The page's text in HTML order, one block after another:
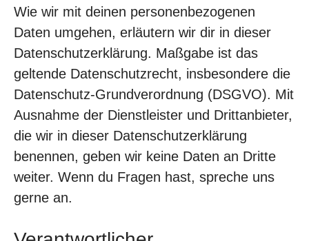
Wie wir mit deinen personenbezogenen
Daten umgehen, erläutern wir dir in dieser
Datenschutzerklärung. Maßgabe ist das
geltende Datenschutzrecht, insbesondere die
Datenschutz-Grundverordnung (DSGVO). Mit
Ausnahme der Dienstleister und Drittanbieter,
die wir in dieser Datenschutzerklärung
benennen, geben wir keine Daten an Dritte
weiter. Wenn du Fragen hast, spreche uns
gerne an.